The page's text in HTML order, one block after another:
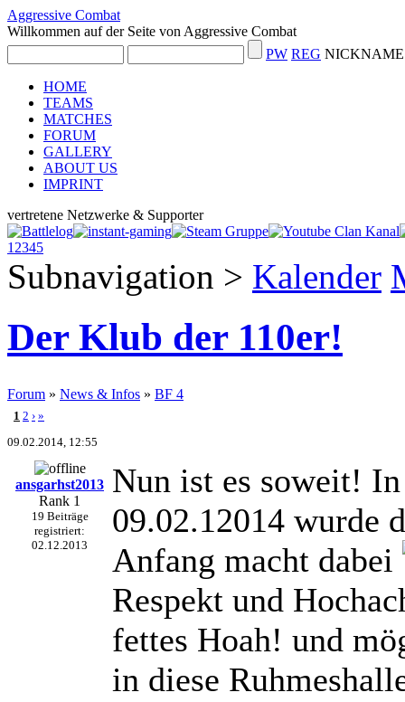
Aggressive Combat
Willkommen auf der Seite von Aggressive Combat
PW REG
HOME
TEAMS
MATCHES
FORUM
GALLERY
ABOUT US
IMPRINT
vertretene Netzwerke & Supporter
1 2345
Subnavigation > Kalender
Der Klub der 110er!
Forum » News & Infos » BF 4
1 2 › »
09.02.2014, 12:55
ansgarhst2013
Rank 1
19 Beiträge
registriert:
02.12.2013
Nun ist es soweit!
09.02.12014 wurde
Anfang macht dabei
Respekt und
fettes Hoah! und
in diese